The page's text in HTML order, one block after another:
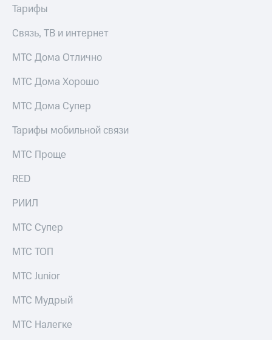
МТС
Все
Финансы
Инвестиции
полисов
Скидка 30%
МТС
МТС
Накопления
деньги
и получайте
доход 15%
Акции
Условия
пополнения
Скидка
РИИЛ
дешевле
с карты
товаров
Тарифы
Связь, ТВ и интернет
МТС Дома Отлично
МТС Дома Хорошо
МТС Дома Супер
Тарифы мобильной связи
МТС Проще
RED
РИИЛ
МТС Супер
МТС ТОП
МТС Junior
МТС Мудрый
МТС Налегке